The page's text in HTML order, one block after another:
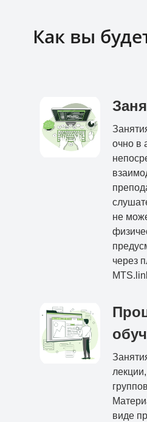
Как вы
очно в
не
через
виде